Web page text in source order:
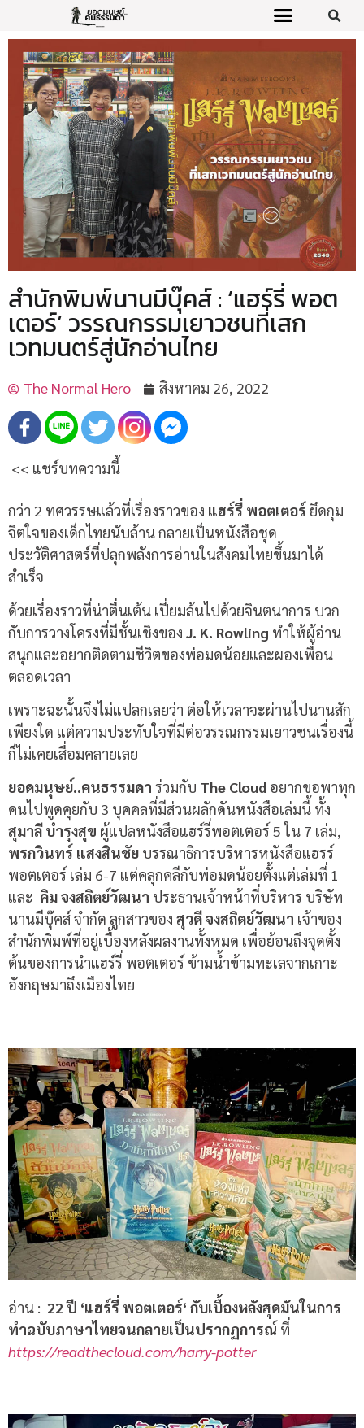
สำนักพิมพ์นานมีบุ๊คส์ : ‘แฮร์รี่ พอต
เตอร์’ วรรณกรรมเยาวชนที่เสก
เวทมนตร์สู่นักอ่านไทย
The Normal Hero สิงหาคม 26, 2022
<< แชร์บทความนี้
กว่า 2 ทศวรรษแล้วที่เรื่องราวของ แฮร์รี่ พอตเตอร์ ยึดกุม
จิตใจของเด็กไทยนับล้าน กลายเป็นหนังสือชุด
ประวัติศาสตร์ที่ปลุกพลังการอ่านในสังคมไทยขึ้นมาได้
สำเร็จ
ด้วยเรื่องราวที่น่าตื่นเต้น เปี่ยมล้นไปด้วยจินตนาการ บวก
กับการวางโครงที่มีชั้นเชิงของ J. K. Rowling ทำให้ผู้อ่าน
สนุกและอยากติดตามชีวิตของพ่อมดน้อยและผองเพื่อน
ตลอดเวลา
เพราะฉะนั้นจึงไม่แปลกเลยว่า ต่อให้เวลาจะผ่านไปนานสัก
เพียงใด แต่ความประทับใจที่มีต่อวรรณกรรมเยาวชนเรื่องนี้
ก็ไม่เคยเสื่อมคลายเลย
ยอดมนุษย์..คนธรรมดา ร่วมกับ The Cloud อยากขอพาทุก
คนไปพูดคุยกับ 3 บุคคลที่มีส่วนผลักดันหนังสือเล่มนี้ ทั้ง
สุมาลี บำรุงสุข ผู้แปลหนังสือแฮร์รี่พอตเตอร์ 5ใน 7 เล่ม,
พรกวินทร์ แสงสินชัย บรรณาธิการบริหารหนังสือแฮรร์
พอตเตอร์ เล่ม 6-7 แต่คลุกคลีกับพ่อมดน้อยตั้งแต่เล่มที่ 1
และ คิม จงสถิตย์วัฒนา ประธานเจ้าหน้าที่บริหาร บริษัท
นานมีบุ๊คส์ จำกัด ลูกสาวของ สุวดี จงสถิตย์วัฒนา เจ้าของ
สำนักพิมพ์ที่อยู่เบื้องหลังผลงานทั้งหมด เพื่อย้อนถึงจุดตั้ง
ต้นของการนำแฮร์รี่ พอตเตอร์ ข้ามน้ำข้ามทะเลจากเกาะ
อังกฤษมาถึงเมืองไทย
อ่าน : 22ปี ‘แฮร์รี่ พอตเตอร์‘ กับเบื้องหลังสุดมันในการ
ทำฉบับภาษาไทยจนกลายเป็นปรากฏการณ์ ที่
https://readthecloud.com/harry-potter